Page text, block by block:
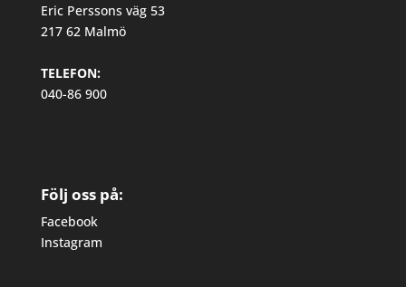
Eric Perssons väg 53
217 62 Malmö
TELEFON:
040-86 900
Följ oss på:
Facebook
Instagram